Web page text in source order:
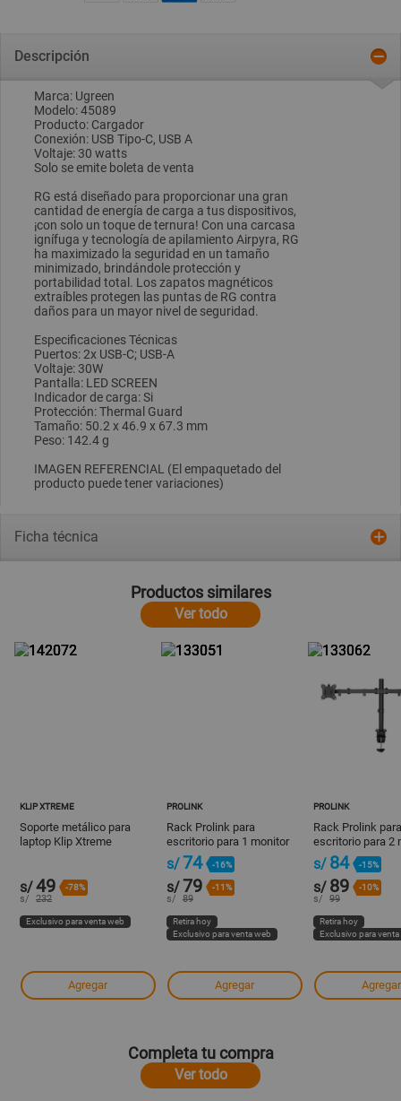
Descripción
Marca: Ugreen
Modelo: 45089
Producto: Cargador
Conexión: USB Tipo-C, USB A
Voltaje: 30 watts
Solo se emite boleta de venta
RG está diseñado para proporcionar una gran
cantidad de energía de carga a tus dispositivos,
¡con solo un toque de ternura! Con una carcasa
ignífuga y tecnología de apilamiento Airpyra, RG
ha maximizado la seguridad en un tamaño
minimizado, brindándole protección y
portabilidad total. Los zapatos magnéticos
extraíbles protegen las puntas de RG contra
daños para un mayor nivel de seguridad.
Especificaciones Técnicas
Puertos: 2x USB-C; USB-A
Voltaje: 30W
Pantalla: LED SCREEN
Indicador de carga: Si
Protección: Thermal Guard
Tamaño: 50.2 x 46.9 x 67.3 mm
Peso: 142.4 g
IMAGEN REFERENCIAL (El empaquetado del
producto puede tener variaciones)
Ficha técnica
Productos similares
Ver todo
KLIP XTREME
Soporte metálico para
laptop Klip Xtreme
s/49 -78%
s/ 232
Exclusivo para venta web
Agregar
PROLINK
Rack Prolink para
escritorio para 1 monitor
17-32"
s/74 -16%
s/79 -11%
s/ 89
Retira hoy
Exclusivo para venta web
Agregar
PROLINK
Rack Prolink para
escritorio para 2
17-32"
s/ 84 -15%
s/ 89 -10%
s/ 99
Retira hoy
Exclusivo para
Agregar
Completa tu compra
Ver todo